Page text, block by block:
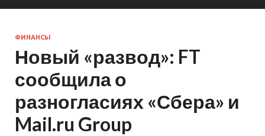
ФИНАНСЫ
Новый «развод»: FT
сообщила о
разногласиях «Сбера» и
Mail.ru Group